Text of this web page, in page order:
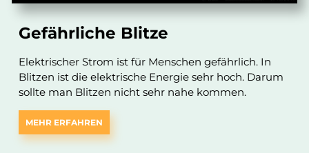
Gefährliche Blitze
Elektrischer Strom ist für Menschen gefährlich. In
Blitzen ist die elektrische Energie sehr hoch. Darum
sollte man Blitzen nicht sehr nahe kommen.
MEHR ERFAHREN